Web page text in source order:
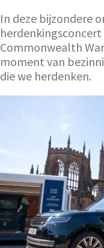
In deze bijzondere
Commonwealth
moment van
die we herdenken.